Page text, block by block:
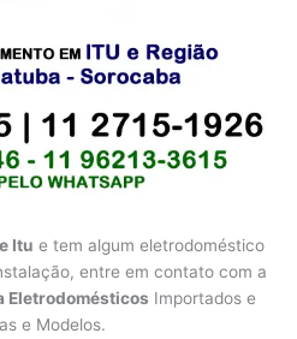
Itu e tem algum eletrodoméstico
entre em contato com a
Eletrodomésticos Importados e
e Modelos.